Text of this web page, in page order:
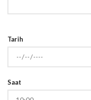
Tarih
Saat